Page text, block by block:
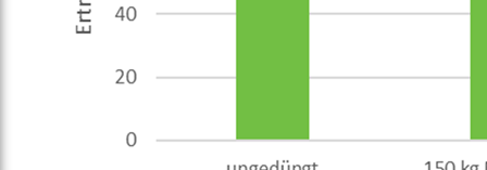
COMPLEX 20/20 +8SO₃+Zn